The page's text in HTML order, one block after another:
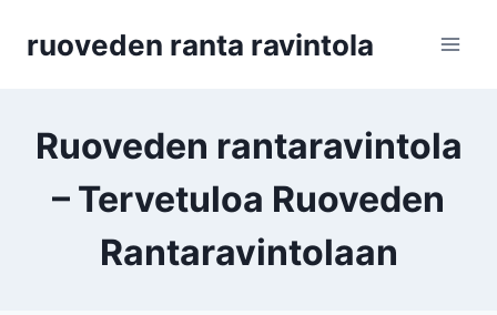
sisältöön
ruoveden ranta ravintola
Ruoveden rantaravintola
– Tervetuloa Ruoveden
Rantaravintolaan